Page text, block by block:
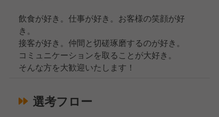
飲食が好き。仕事が好き。お客様の笑顔が好
き。
接客が好き。仲間と切磋琢磨するのが好き。
コミュニケーションを取ることが大好き。
そんな方を大歓迎いたします！
選考フロー